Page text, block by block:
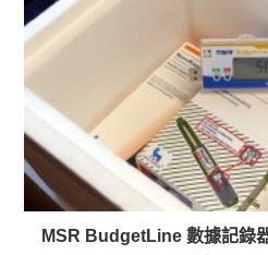
MSR BudgetLine 數據記錄